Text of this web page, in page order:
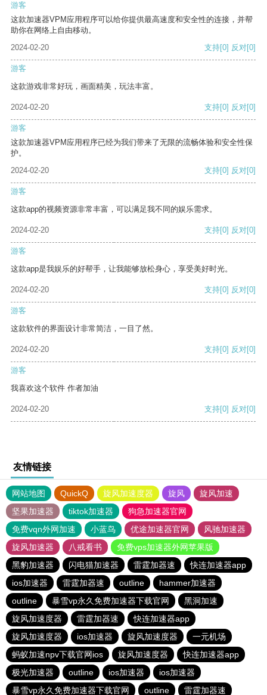
游客
这款加速器VPM应用程序可以给你提供最高速度和安全性的连接，并帮
助你在网络上自由移动。
2024-02-20
支持[0] 反对[0]
游客
这款游戏非常好玩，画面精美，玩法丰富。
2024-02-20 支持[0] 反对[0]
游客
这款加速器VPM应用程序已经为我们带来了无限的流畅体验和安全性保
护。
2024-02-20
支持[0] 反对[0]
游客
这款app的视频资源非常丰富，可以满足我不同的娱乐需求。
2024-02-20 支持[0] 反对[0]
游客
这款app是我娱乐的好帮手，让我能够放松身心，享受美好时光。
2024-02-20 支持[0] 反对[0]
游客
这款软件的界面设计非常简洁，一目了然。
2024-02-20 支持[0] 反对[0]
游客
我喜欢这个软件 作者加油
2024-02-20 支持[0] 反对[0]
友情链接
网站地图 QuickQ 旋风加速度器 旋风
旋风加速
坚果加速器
tiktok加速器
狗急加速器官网
免费vqn外网加速
小蓝鸟 优途加速器官网
风驰加速器
旋风加速器
八戒看书
免费vps加速器外网苹果版
黑豹加速器
闪电猫加速器 雷霆加器速
快连加速器app
ios加速器
雷霆加器速 outline
hammer加速器
outline
暴雪vp永久免费加速器下载官网
黑洞加速
旋风加速度器
雷霆加器速
快连加速器app
旋风加速度器
ios加速器 旋风加速度器
一元机场
蚂蚁加速npv下载官网ios
旋风加速度器
快连加速器app
极光加速器
outline ios加速器
ios加速器
暴雪vp永久免费加速器下载官网
outline 雷霆加器速